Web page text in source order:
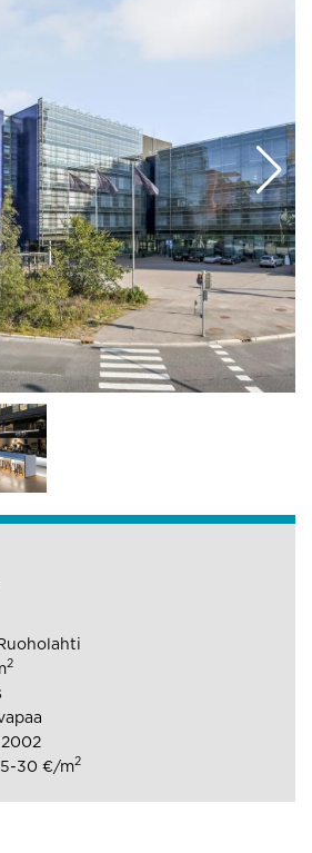
2
2002
30 €/m2